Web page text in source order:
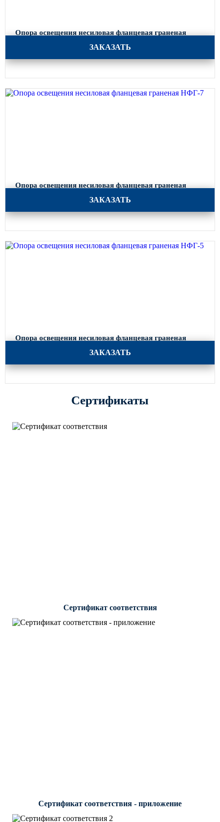
Опора освещения несиловая фланцевая граненая
ЗАКАЗАТЬ
Опора освещения несиловая фланцевая граненая
ЗАКАЗАТЬ
Опора освещения несиловая фланцевая граненая
ЗАКАЗАТЬ
Сертификаты
Сертификат соответствия
Сертификат соответствия - приложение